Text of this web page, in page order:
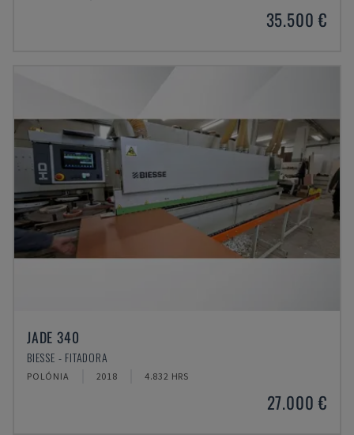
35.500 €
JADE 340
BIESSE - FITADORA
POLÓNIA 2018 4.832 HRS
27.000 €